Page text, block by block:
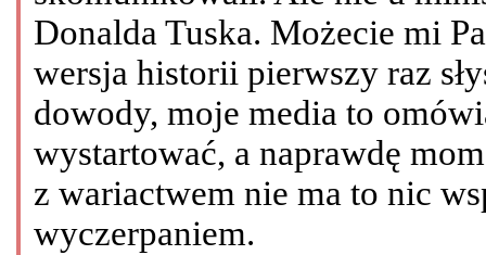
Donalda Tuska. Możecie mi
wersja historii pierwszy raz
dowody, moje media to
wystartować, a naprawdę
z wariactwem nie ma to nic
wyczerpaniem.